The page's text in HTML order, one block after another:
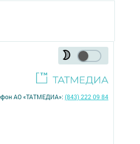
АО «ТАТМЕДИА»:(843) 222 09 84